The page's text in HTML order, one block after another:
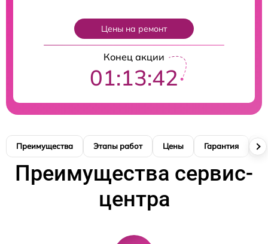
Цены на ремонт
Конец акции
01:13:40
Преимущества Этапы работ Цены Гарантия
Преимущества сервис-
центра